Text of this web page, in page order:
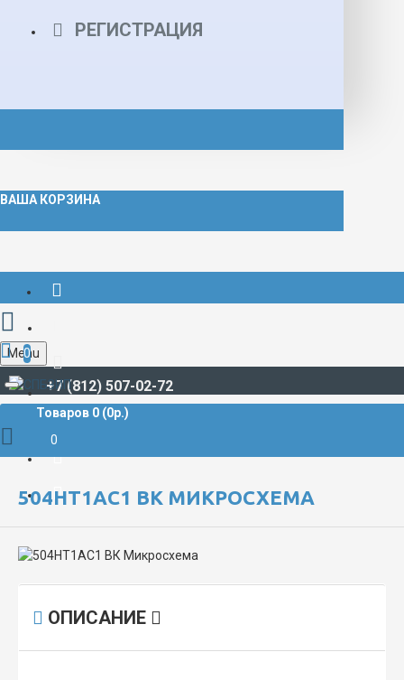
РЕГИСТРАЦИЯ
ВАША КОРЗИНА
+7 (812) 507-02-72
Menu
0
Товаров 0 (0р.)
0
РАДИОДЕТАЛИ И РАДИОЭЛЕКТРОННЫЕ КОМПОНЕНТЫ
504НТ1АС1 ВК МИКРОСХЕМА
ОПИСАНИЕ